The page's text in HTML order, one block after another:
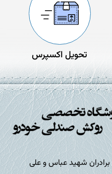
تحویل اکسپرس
برادران شهید عباس و علی